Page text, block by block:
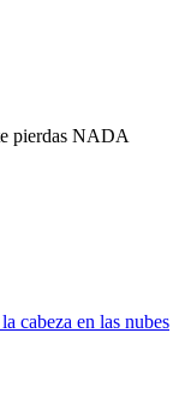
pierdas NADA
cabeza en las nubes